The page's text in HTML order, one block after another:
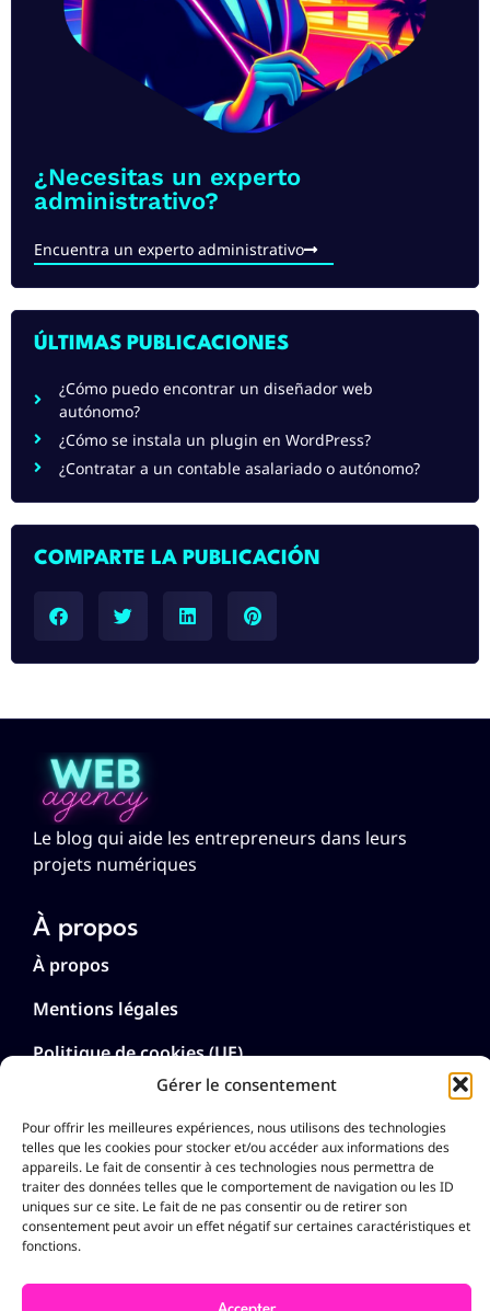
Gérer le consentement
Pour offrir les meilleures expériences, nous utilisons des technologies
telles que les cookies pour stocker et/ou accéder aux informations des
appareils. Le fait de consentir à ces technologies nous permettra de
traiter des données telles que le comportement de navigation ou les ID
uniques sur ce site. Le fait de ne pas consentir ou de retirer son
consentement peut avoir un effet négatif sur certaines caractéristiques et
fonctions.
¿Necesitas un experto
administrativo?
Encuentra un experto administrativo
ÚLTIMAS PUBLICACIONES
¿Cómo puedo encontrar un diseñador web
autónomo?
¿Cómo se instala un plugin en WordPress?
¿Contratar a un contable asalariado o autónomo?
COMPARTE LA PUBLICACIÓN
Le blog qui aide les entrepreneurs dans leurs
projets numériques
À propos
À propos
Mentions légales
Politique de cookies (UE)
Politique de confidentialité
Langues
Français
English
Deutsch
Español